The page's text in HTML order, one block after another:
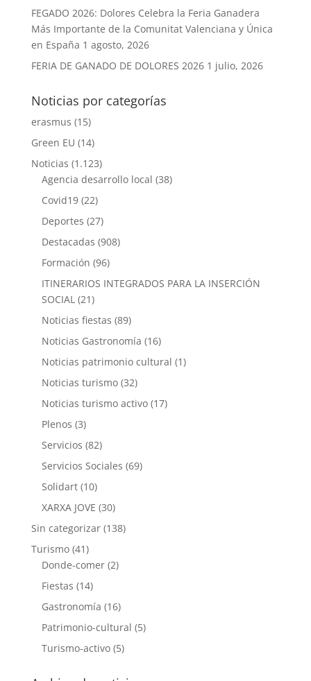
FEGADO 2026: Dolores Celebra la Feria Ganadera
Más Importante de la Comunitat Valenciana y Única
en España 1 agosto, 2026
FERIA DE GANADO DE DOLORES 2026 1 julio, 2026
Noticias por categorías
erasmus (15)
Green EU (14)
Noticias (1.123)
Agencia desarrollo local (38)
Covid19(22)
Deportes (27)
Destacadas (908)
Formación (96)
ITINERARIOS INTEGRADOS PARA LA INSERCIÓN
SOCIAL(21)
Noticias fiestas (89)
Noticias Gastronomía (16)
Noticias patrimonio cultural (1)
Noticias turismo(32)
Noticias turismo activo(17)
Plenos (3)
Servicios (82)
Servicios Sociales (69)
Solidart(10)
XARXA JOVE (30)
Sin categorizar(138)
Turismo(41)
Donde-comer(2)
Fiestas (14)
Gastronomía (16)
Patrimonio-cultural (5)
Turismo-activo(5)